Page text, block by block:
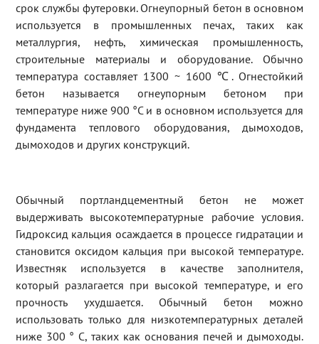
срок службы футеровки. Огнеупорный бетон в основном
используется в промышленных печах, таких как
металлургия, нефть, химическая промышленность,
строительные материалы и оборудование. Обычно
температура составляет 1300 ~ 1600 ℃. Огнестойкий
бетон называется огнеупорным бетоном при
температуре ниже 900 °C и в основном используется для
фундамента теплового оборудования, дымоходов,
дымоходов и других конструкций.
Обычный портландцементный бетон не может
выдерживать высокотемпературные рабочие условия.
Гидроксид кальция осаждается в процессе гидратации и
становится оксидом кальция при высокой температуре.
Известняк используется в качестве заполнителя,
который разлагается при высокой температуре, и его
прочность ухудшается. Обычный бетон можно
использовать только для низкотемпературных деталей
ниже 300 ° C, таких как основания печей и дымоходы.